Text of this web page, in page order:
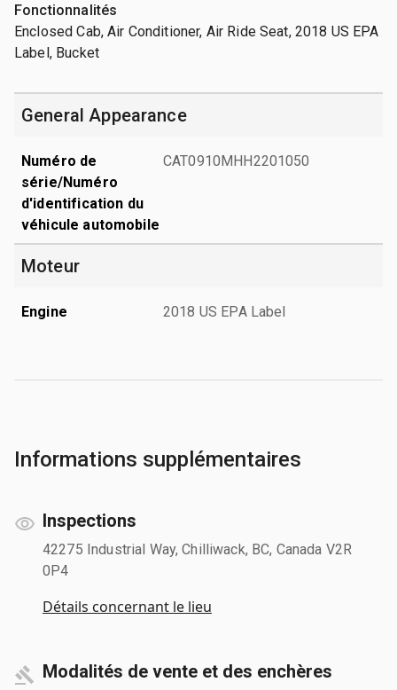
Fonctionnalités
Enclosed Cab, Air Conditioner, Air Ride Seat, 2018 US EPA
Label, Bucket
General Appearance
Numéro de
série/Numéro
d'identification du
véhicule automobile
CAT0910MHH2201050
Moteur
Engine 2018 US EPA Label
Informations supplémentaires
Inspections
42275 Industrial Way, Chilliwack, BC, Canada V2R
0P4
Détails concernant le lieu
Modalités de vente et des enchères